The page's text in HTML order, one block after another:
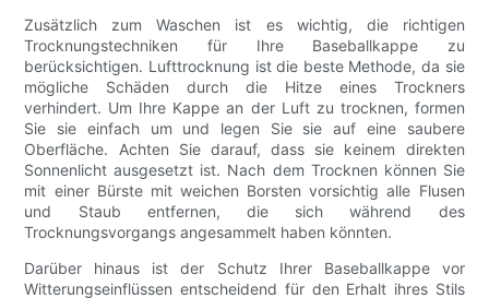
Zusätzlich zum Waschen ist es wichtig, die richtigen
Trocknungstechniken für Ihre Baseballkappe zu
berücksichtigen. Lufttrocknung ist die beste Methode, da sie
mögliche Schäden durch die Hitze eines Trockners
verhindert. Um Ihre Kappe an der Luft zu trocknen, formen
Sie sie einfach um und legen Sie sie auf eine saubere
Oberfläche. Achten Sie darauf, dass sie keinem direkten
Sonnenlicht ausgesetzt ist. Nach dem Trocknen können Sie
mit einer Bürste mit weichen Borsten vorsichtig alle Flusen
und Staub entfernen, die sich während des
Trocknungsvorgangs angesammelt haben könnten.
Darüber hinaus ist der Schutz Ihrer Baseballkappe vor
Witterungseinflüssen entscheidend für den Erhalt ihres Stils